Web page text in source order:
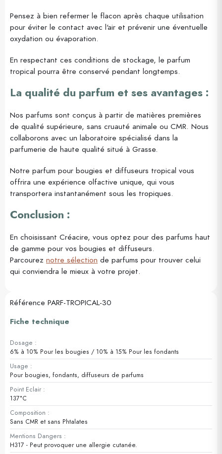
Pensez à bien refermer le flacon après chaque utilisation
pour éviter le contact avec l'air et prévenir une éventuelle
oxydation ou évaporation.
En respectant ces conditions de stockage, le parfum
tropical pourra être conservé pendant longtemps.
La qualité du parfum et ses avantages :
Nos parfums sont conçus à partir de matières premières
de qualité supérieure, sans cruauté animale ou CMR. Nous
collaborons avec un laboratoire spécialisé dans la
parfumerie de haute qualité situé à Grasse.
Notre parfum pour bougies et diffuseurs tropical vous
offrira une expérience olfactive unique, qui vous
transportera instantanément sous les tropiques.
Conclusion :
En choisissant Créacire, vous optez pour des parfums haut
de gamme pour vos bougies et diffuseurs.
Parcourez notre sélection de parfums pour trouver celui
qui conviendra le mieux à votre projet.
Référence PARF-TROPICAL-30
Fiche technique
Dosage :
6% à 10% Pour les bougies / 10% à 15% Pour les fondants
Usage :
Pour bougies, fondants, diffuseurs de parfums
Point Eclair :
137°C
Composition :
Sans CMR et sans Phtalates
Mentions Dangers :
H317 - Peut provoquer une allergie cutanée.